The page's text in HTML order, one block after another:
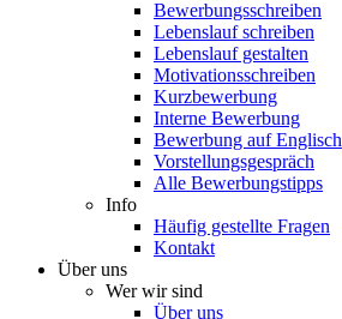
Bewerbungsschreiben
Lebenslauf schreiben
Lebenslauf gestalten
Motivationsschreiben
Kurzbewerbung
Interne Bewerbung
Bewerbung auf Englisch
Vorstellungsgespräch
Alle Bewerbungstipps
Info
Häufig gestellte Fragen
Kontakt
Über uns
Wer wir sind
Über uns